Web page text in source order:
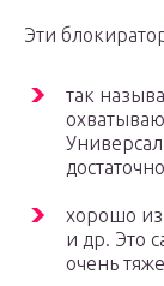
Эти
так
хорошо
и др. Это
очень